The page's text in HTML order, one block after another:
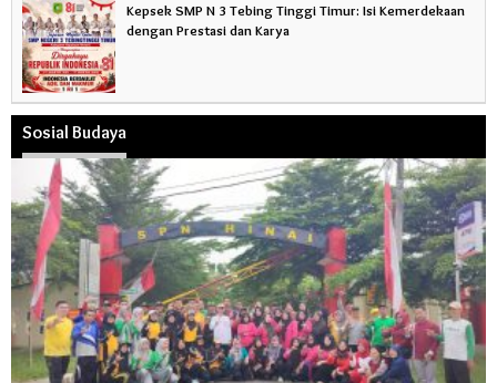
Kepsek SMP N 3 Tebing Tinggi Timur: Isi Kemerdekaan
dengan Prestasi dan Karya
Sosial Budaya